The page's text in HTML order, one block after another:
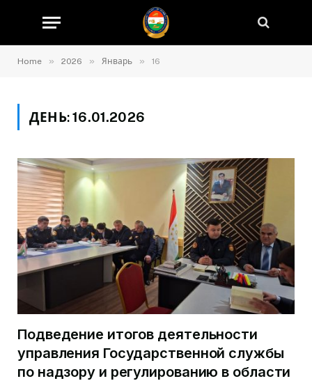
Home » 2026 » Январь » 16
ДЕНЬ:16.01.2026
Подведение итогов деятельности
управления Государственной службы
по надзору и регулированию в области